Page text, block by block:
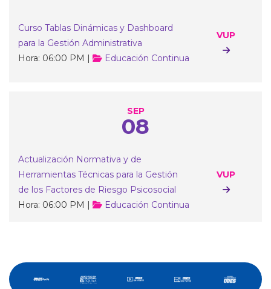
Curso Tablas Dinámicas y Dashboard
para la Gestión Administrativa
Hora: 06:00 PM |
Educación Continua
VUP
SEP
08
Actualización Normativa y de
Herramientas Técnicas para la Gestión
de los Factores de Riesgo Psicosocial
Hora: 06:00 PM |
Educación Continua
VUP